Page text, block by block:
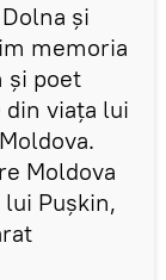
și
memoria
și poet
viața lui
Moldova
Pușkin,